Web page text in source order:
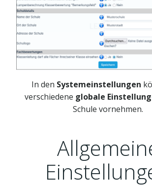
In den Systemeinstellungen
verschiedene globale
Schule vornehmen.